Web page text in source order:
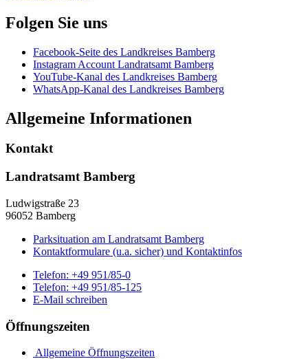
Folgen Sie uns
Facebook-Seite des Landkreises Bamberg
Instagram Account Landratsamt Bamberg
YouTube-Kanal des Landkreises Bamberg
WhatsApp-Kanal des Landkreises Bamberg
Allgemeine Informationen
Kontakt
Landratsamt Bamberg
Ludwigstraße 23
96052 Bamberg
Parksituation am Landratsamt Bamberg
Kontaktformulare (u.a. sicher) und Kontaktinfos
Telefon: +49 951/85-0
Telefon: +49 951/85-125
E-Mail schreiben
Öffnungszeiten
Allgemeine Öffnungszeiten